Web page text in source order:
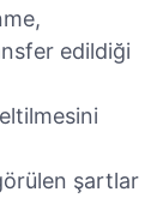
edildiği
şartlar